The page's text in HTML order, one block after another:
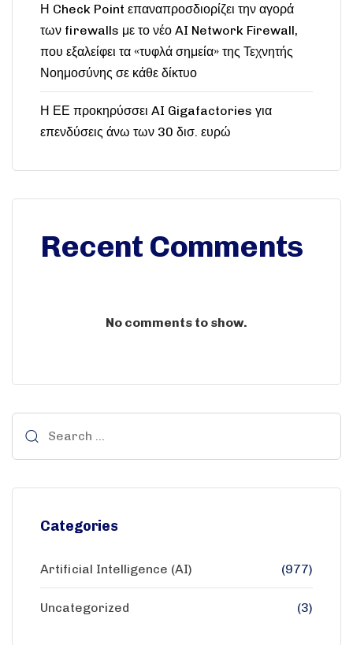
Η Check Point επαναπροσδιορίζει την αγορά
των firewalls με το νέο AI Network Firewall,
που εξαλείφει τα «τυφλά σημεία» της Τεχνητής
Νοημοσύνης σε κάθε δίκτυο
Η ΕΕ προκηρύσσει AI Gigafactories για
επενδύσεις άνω των 30 δισ. ευρώ
Recent Comments
No comments to show.
Categories
Artificial Intelligence (AI) (977)
Uncategorized (3)